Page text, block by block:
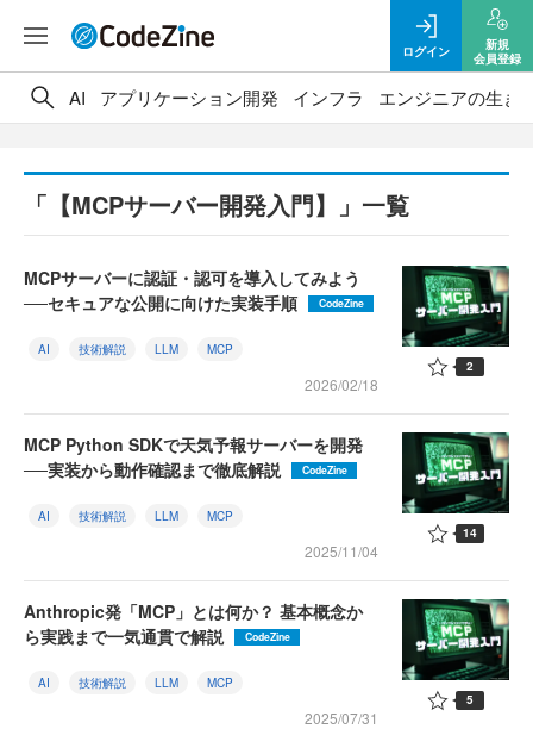
ログイン
新規
会員登録
AI アプリケーション開発 インフラ エンジニアの生き
「【MCPサーバー開発入門】」一覧
MCPサーバーに認証・認可を導入してみよう
──セキュアな公開に向けた実装手順
CodeZine
AI 技術解説 LLM MCP
2026/02/18
2
MCP Python SDKで天気予報サーバーを開発
──実装から動作確認まで徹底解説
CodeZine
AI 技術解説 LLM MCP
2025/11/04
14
Anthropic発「MCP」とは何か？ 基本概念か
ら実践まで一気通貫で解説
CodeZine
AI 技術解説 LLM MCP
2025/07/31
5